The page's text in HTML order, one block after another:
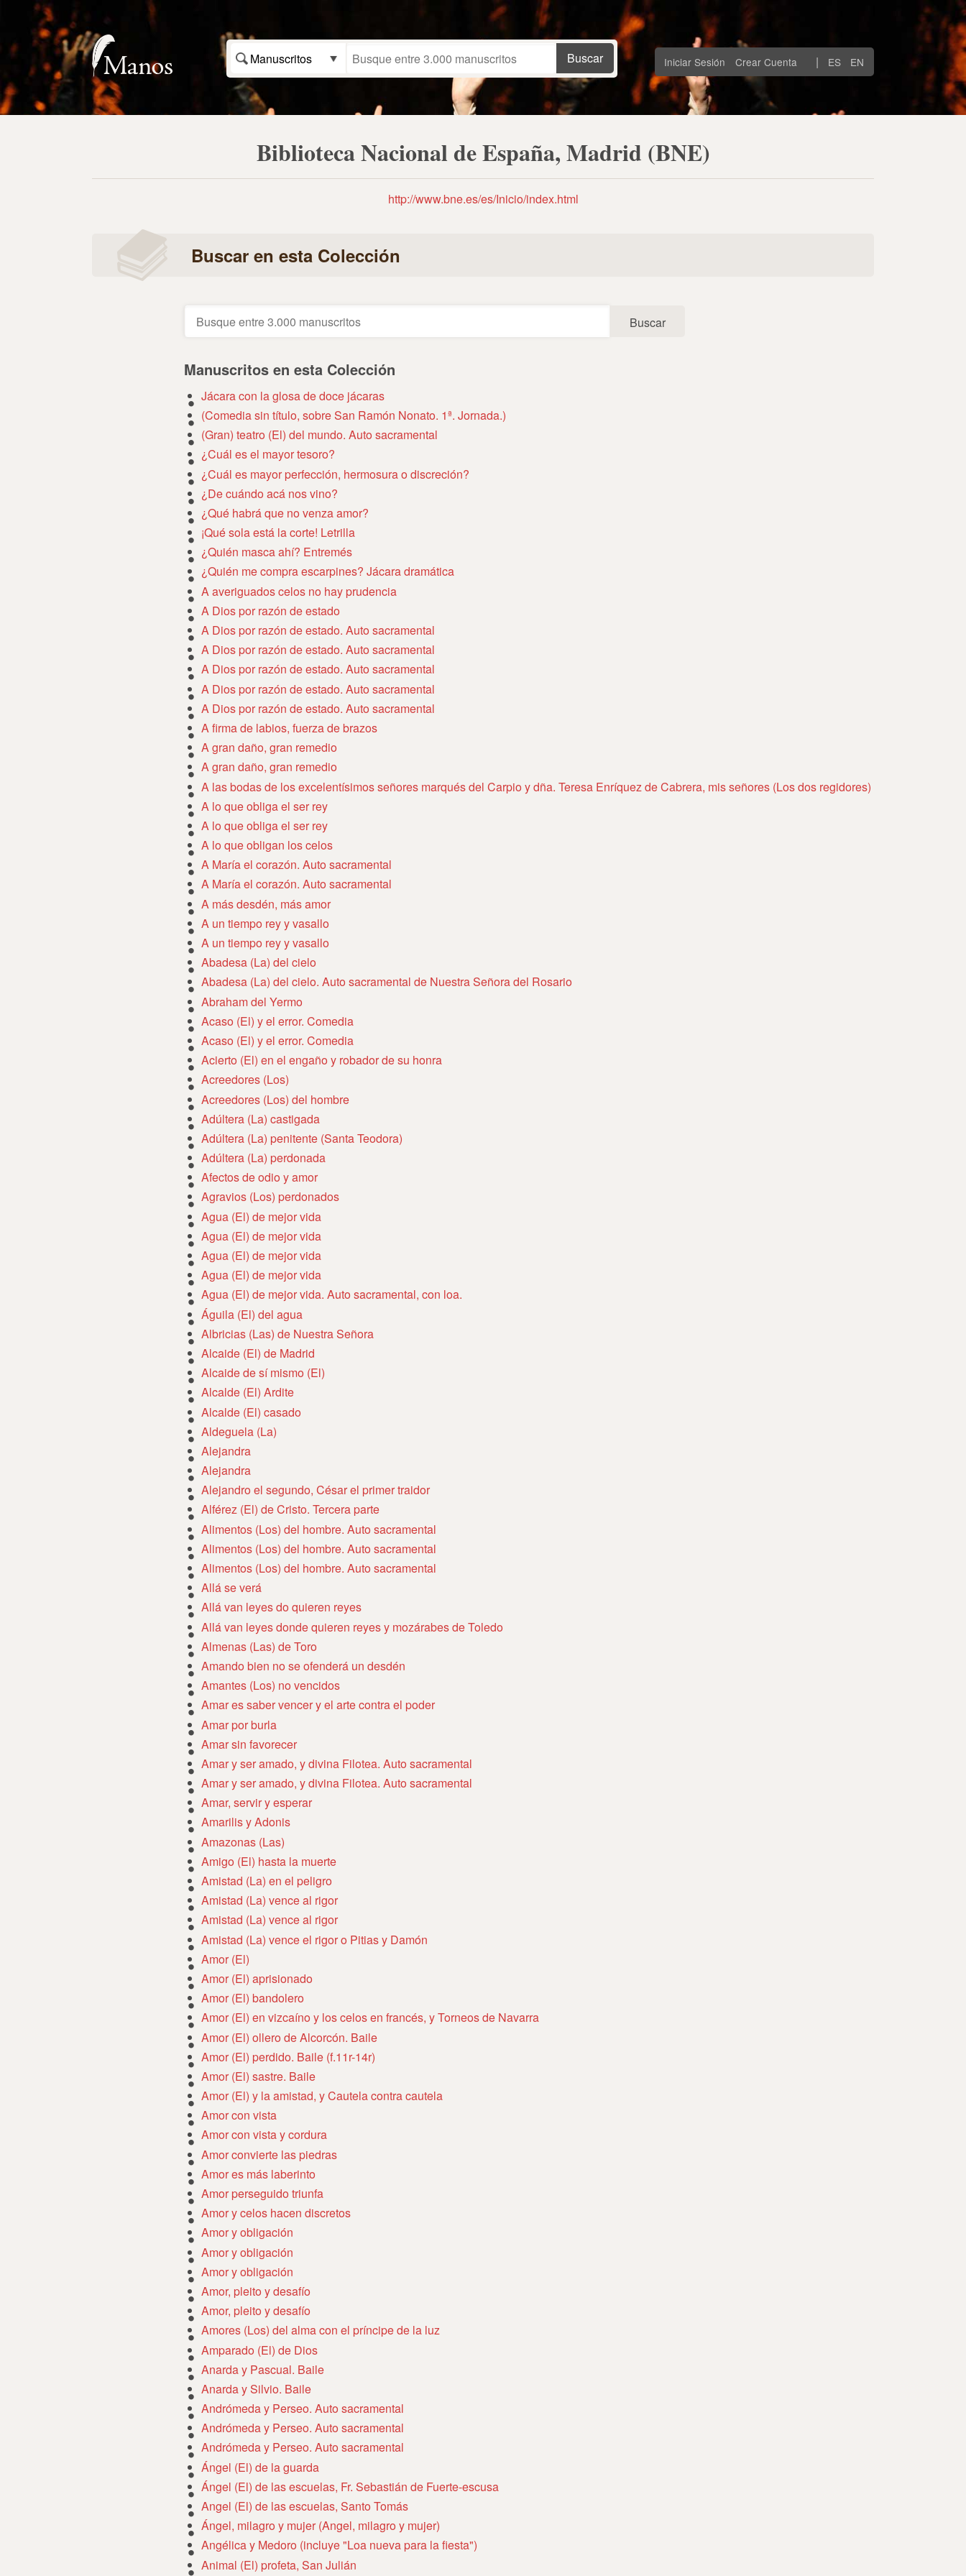
Manuscritos Iniciar Sesión Crear Cuenta | ES EN
Biblioteca Nacional de España, Madrid (BNE)
http://www.bne.es/es/Inicio/index.html
Buscar en esta Colección
Manuscritos en esta Colección
Jácara con la glosa de doce jácaras
(Comedia sin título, sobre San Ramón Nonato. 1ª. Jornada.)
(Gran) teatro (El) del mundo. Auto sacramental
¿Cuál es el mayor tesoro?
¿Cuál es mayor perfección, hermosura o discreción?
¿De cuándo acá nos vino?
¿Qué habrá que no venza amor?
¡Qué sola está la corte! Letrilla
¿Quién masca ahí? Entremés
¿Quién me compra escarpines? Jácara dramática
A averiguados celos no hay prudencia
A Dios por razón de estado
A Dios por razón de estado. Auto sacramental
A Dios por razón de estado. Auto sacramental
A Dios por razón de estado. Auto sacramental
A Dios por razón de estado. Auto sacramental
A Dios por razón de estado. Auto sacramental
A firma de labios, fuerza de brazos
A gran daño, gran remedio
A gran daño, gran remedio
A las bodas de los excelentísimos señores marqués del Carpio y dña. Teresa Enríquez de Cabrera, mis señores (Los dos regidores)
A lo que obliga el ser rey
A lo que obliga el ser rey
A lo que obligan los celos
A María el corazón. Auto sacramental
A María el corazón. Auto sacramental
A más desdén, más amor
A un tiempo rey y vasallo
A un tiempo rey y vasallo
Abadesa (La) del cielo
Abadesa (La) del cielo. Auto sacramental de Nuestra Señora del Rosario
Abraham del Yermo
Acaso (El) y el error. Comedia
Acaso (El) y el error. Comedia
Acierto (El) en el engaño y robador de su honra
Acreedores (Los)
Acreedores (Los) del hombre
Adúltera (La) castigada
Adúltera (La) penitente (Santa Teodora)
Adúltera (La) perdonada
Afectos de odio y amor
Agravios (Los) perdonados
Agua (El) de mejor vida
Agua (El) de mejor vida
Agua (El) de mejor vida
Agua (El) de mejor vida
Agua (El) de mejor vida. Auto sacramental, con loa.
Águila (El) del agua
Albricias (Las) de Nuestra Señora
Alcaide (El) de Madrid
Alcaide de sí mismo (El)
Alcalde (El) Ardite
Alcalde (El) casado
Aldeguela (La)
Alejandra
Alejandra
Alejandro el segundo, César el primer traidor
Alférez (El) de Cristo. Tercera parte
Alimentos (Los) del hombre. Auto sacramental
Alimentos (Los) del hombre. Auto sacramental
Alimentos (Los) del hombre. Auto sacramental
Allá se verá
Allá van leyes do quieren reyes
Allá van leyes donde quieren reyes y mozárabes de Toledo
Almenas (Las) de Toro
Amando bien no se ofenderá un desdén
Amantes (Los) no vencidos
Amar es saber vencer y el arte contra el poder
Amar por burla
Amar sin favorecer
Amar y ser amado, y divina Filotea. Auto sacramental
Amar y ser amado, y divina Filotea. Auto sacramental
Amar, servir y esperar
Amarilis y Adonis
Amazonas (Las)
Amigo (El) hasta la muerte
Amistad (La) en el peligro
Amistad (La) vence al rigor
Amistad (La) vence al rigor
Amistad (La) vence el rigor o Pitias y Damón
Amor (El)
Amor (El) aprisionado
Amor (El) bandolero
Amor (El) en vizcaíno y los celos en francés, y Torneos de Navarra
Amor (El) ollero de Alcorcón. Baile
Amor (El) perdido. Baile (f.11r-14r)
Amor (El) sastre. Baile
Amor (El) y la amistad, y Cautela contra cautela
Amor con vista
Amor con vista y cordura
Amor convierte las piedras
Amor es más laberinto
Amor perseguido triunfa
Amor y celos hacen discretos
Amor y obligación
Amor y obligación
Amor y obligación
Amor, pleito y desafío
Amor, pleito y desafío
Amores (Los) del alma con el príncipe de la luz
Amparado (El) de Dios
Anarda y Pascual. Baile
Anarda y Silvio. Baile
Andrómeda y Perseo. Auto sacramental
Andrómeda y Perseo. Auto sacramental
Andrómeda y Perseo. Auto sacramental
Ángel (El) de la guarda
Ángel (El) de las escuelas, Fr. Sebastián de Fuerte-escusa
Angel (El) de las escuelas, Santo Tomás
Ángel, milagro y mujer (Angel, milagro y mujer)
Angélica y Medoro (incluye "Loa nueva para la fiesta")
Animal (El) profeta, San Julián